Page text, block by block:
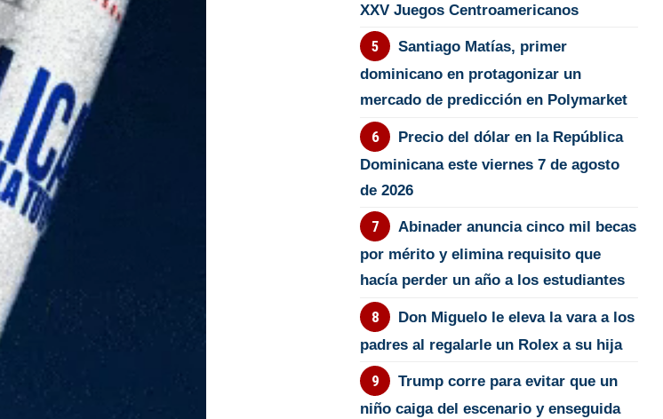
XXV Juegos Centroamericanos
Santiago Matías, primer
dominicano en protagonizar un
mercado de predicción en Polymarket
Precio del dólar en la República
Dominicana este viernes 7 de agosto
de 2026
Abinader anuncia cinco mil becas
por mérito y elimina requisito que
hacía perder un año a los estudiantes
Don Miguelo le eleva la vara a los
padres al regalarle un Rolex a su hija
Trump corre para evitar que un
niño caiga del escenario y enseguida